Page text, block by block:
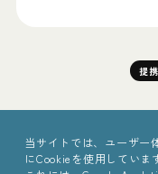
提携
当サイトでは、ユーザー
にCookieを使用していま